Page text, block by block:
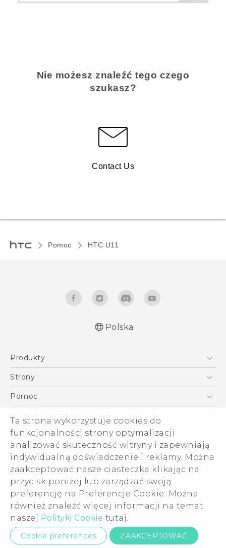
Ta strona wykorzystuje cookies do
funkcjonalności strony optymalizacji
analizować skuteczność witryny i zapewniają
indywidualną doświadczenie i reklamy. Można
zaakceptować nasze ciasteczka klikając na
przycisk poniżej lub zarządzać swoją
preferencję na Preferencje Cookie. Można
również znaleźć więcej informacji na temat
naszej Polityki Cookie tutaj.
Cookie preferences ZAAKCEPTOWAĆ
Nie możesz znaleźć tego czego
szukasz?
Contact Us
Pomoc HTC U11‎
Polish - Wytyczne dotyczące bezpieczeństwa i
wytyczne wymagane przez prawo (Dual Nano-
wytyczne wymagane przez prawo (Nano-Sim)
English - User manual
Polska
Produkty
Smartfony
VIVE
Akcesoria
Strony
HTC Vive
Pomoc
Pomoc E-commerce
Ogólne informacje o firmie
ESG
Informacje o firmie
Dla inwestorów (angielski)
Cookie Preferences
Kariera
Security and Privacy Whitepaper
© 2011-2026 HTC Corporation
Warunki prawne
Kontakt ds. prywatności:Global-Privacy@htc.com